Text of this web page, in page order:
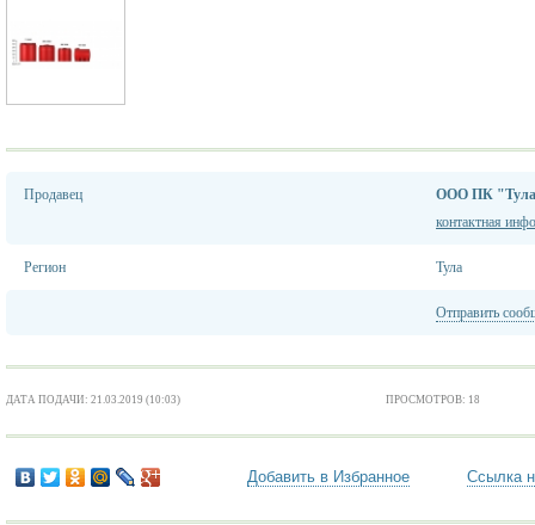
Продавец
ООО ПК
контактная
Регион Тула
Отправить
ДАТА ПОДАЧИ: 21.03.2019 (10:03) ПРОСМОТРОВ: 18
Добавить в Избранное Ссылка